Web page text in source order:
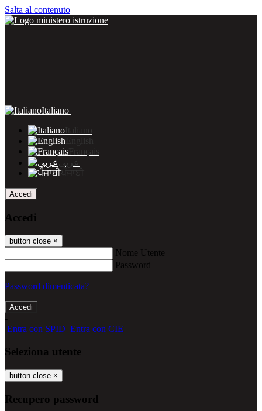
Salta al contenuto
Italiano
Italiano
English
Français
عربى
ਪੰਜਾਬੀ
Accedi
Accedi
button close ×
Nome Utente
Password
Password dimenticata?
-
Entra con SPID Entra con CIE
Seleziona utente
button close ×
Recupero password